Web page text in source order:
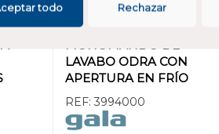
Rechazar
todo
MONOMANDO DE
LAVABO ODRA CON
APERTURA EN FRÍO
REF: 3994000